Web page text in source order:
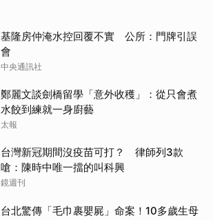
基隆房仲淹水控回覆不實 公所：門牌引誤
會
中央通訊社
鄭麗文談劍橋留學「意外收穫」：從只會煮
水餃到練就一身廚藝
太報
台灣新冠期間沒疫苗可打？ 律師列3款
嗆：陳時中唯一擋的叫科興
鏡週刊
台北驚傳「毛巾裹嬰屍」命案！10多歲生母